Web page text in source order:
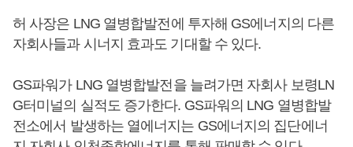
허 사장은 LNG 열병합발전에 투자해 GS에너지의 다른
자회사들과 시너지 효과도 기대할 수 있다.
GS파워가 LNG 열병합발전을 늘려가면 자회사 보령LN
G터미널의 실적도 증가한다. GS파워의 LNG 열병합발
전소에서 발생하는 열에너지는 GS에너지의 집단에너